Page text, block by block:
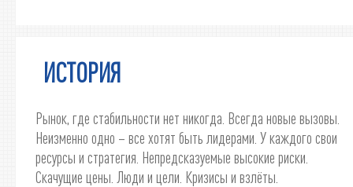
ИСТОРИЯ
Рынок, где стабильности нет никогда. Всегда новые вызовы.
Неизменно одно – все хотят быть лидерами. У каждого свои
ресурсы и стратегия. Непредсказуемые высокие риски.
Скачущие цены. Люди и цели. Кризисы и взлёты.